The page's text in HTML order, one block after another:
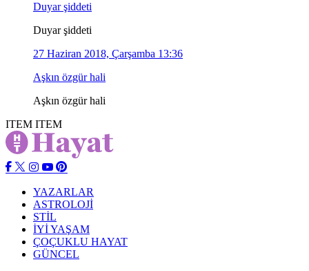
Duyar şiddeti
Duyar şiddeti
27 Haziran 2018, Çarşamba 13:36
Aşkın özgür hali
Aşkın özgür hali
ITEM ITEM
YAZARLAR
ASTROLOJİ
STİL
İYİ YAŞAM
ÇOÇUKLU HAYAT
GÜNCEL